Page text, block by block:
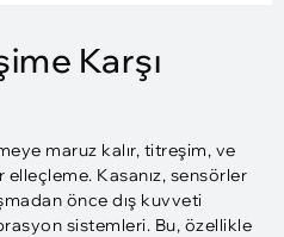
Karşı
maruz kalır, titreşim, ve
elleçleme. Kasanız, sensörler
önce dış kuvveti
sistemleri. Bu, özellikle